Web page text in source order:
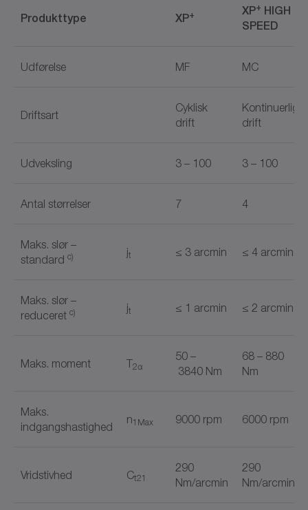
Produkttype XP+ XP+ HIGH
SPEED
Udførelse MF MC
Driftsart
Cyklisk
drift
Kontinuerlig
drift
Udveksling 3 – 100 3 – 100
Antal størrelser 7 4
Maks. slør –
standard c) jt ≤ 3 arcmin ≤ 4 arcmin
Maks. slør –
reduceret c) jt ≤ 1 arcmin ≤ 2 arcmin
Maks. moment T2α
50 –
3840 Nm
68 – 880
Nm
Maks.
indgangshastighed
n1Max 9000 rpm 6000 rpm
Vridstivhed Ct21
290
Nm/arcmin
290
Nm/arcmin